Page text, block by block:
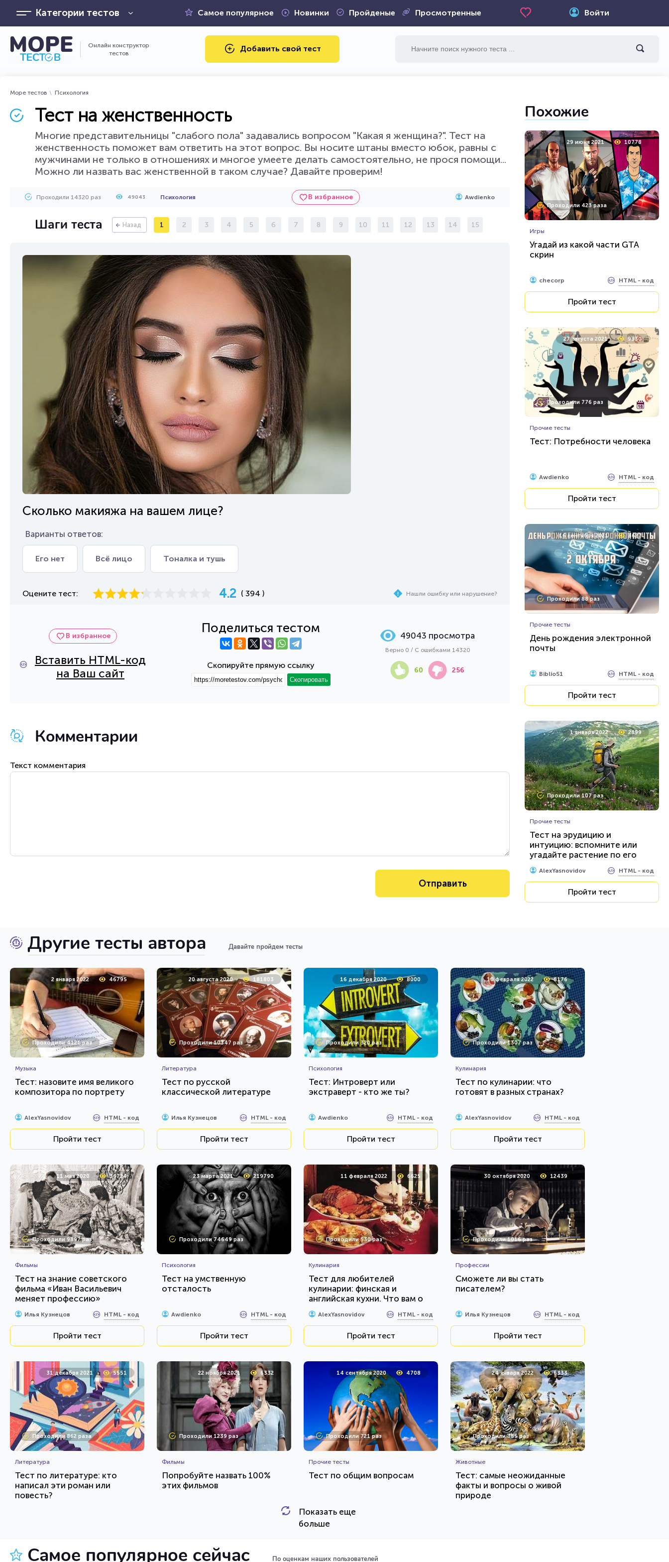
Категории тестов Самое популярное Новинки Пройденые Просмотренные Войти
Онлайн конструктор
тестов
Добавить свой тест
Море тестов Психология
Тест на женственность
Многие представительницы "слабого пола" задавались вопросом "Какая я женщина?". Тест на
женственность поможет вам ответить на этот вопрос. Вы носите штаны вместо юбок, равны с
мужчинами не только в отношениях и многое умеете делать самостоятельно, не прося помощи...
Можно ли назвать вас женственной в таком случае? Давайте проверим!
Проходили 14320 раз 49043 Психология В избранное Awdienko
Шаги теста Назад 1 2 3 4 5 6 7 8 9 10 11 12 13 14 15
Сколько макияжа на вашем лице?
Варианты ответов:
Его нет Всё лицо Тоналка и тушь
Оцените тест: 4.2 ( 394 ) Нашли ошибку или нарушение?
В избранное
Вставить HTML-код
на Ваш сайт
Поделиться тестом
Скопируйте прямую ссылку
Скопировать
49043 просмотра
Верно 0 / С ошибками 14320
60 256
Комментарии
Текст комментария
Похожие
29 июня 2021 10778
Проходили 423 раза
Игры
Угадай из какой части GTA
скрин
checorp HTML - код
Пройти тест
27 августа 2021 9330
Проходили 776 раз
Прочие тесты
Тест: Потребности человека
Awdienko HTML - код
Пройти тест
16 сентября 2021 3627
Проходили 88 раз
Прочие тесты
День рождения электронной
почты
Biblio51 HTML - код
Пройти тест
1 января 2022 2899
Проходили 107 раз
Прочие тесты
Тест на эрудицию и
интуицию: вспомните или
угадайте растение по его
латинскому названию
AlexYasnovidov HTML - код
Пройти тест
Другие тесты автора Давайте пройдем тесты
2 января 2022 46795
Проходили 4121 раз
Музыка
Тест: назовите имя великого
композитора по портрету
AlexYasnovidov HTML - код
Пройти тест
20 августа 2020 181803
Проходили 10347 раз
Литература
Тест по русской
классической литературе
Илья Кузнецов HTML - код
Пройти тест
16 декабря 2020 8000
Проходили 320 раз
Психология
Тест: Интроверт или
экстраверт - кто же ты?
Awdienko HTML - код
Пройти тест
10 февраля 2022 8176
Проходили 1307 раз
Кулинария
Тест по кулинарии: что
готовят в разных странах?
AlexYasnovidov HTML - код
Пройти тест
11 мая 2020 36724
Проходили 9897 раз
Фильмы
Тест на знание советского
фильма «Иван Васильевич
меняет профессию»
Илья Кузнецов HTML - код
Пройти тест
23 марта 2021 219790
Проходили 74649 раз
Психология
Тест на умственную
отсталость
Awdienko HTML - код
Пройти тест
11 февраля 2022 6625
Проходили 530 раз
Кулинария
Тест для любителей
кулинарии: финская и
английская кухни. Что вам о
них известно?
AlexYasnovidov HTML - код
Пройти тест
30 октября 2020 12439
Проходили 1016 раз
Профессии
Сможете ли вы стать
писателем?
Илья Кузнецов HTML - код
Пройти тест
31 декабря 2021 5551
Проходили 862 раза
Литература
Тест по литературе: кто
написал эти роман или
повесть?
22 ноября 2021 6332
Проходили 1239 раз
Фильмы
Попробуйте назвать 100%
этих фильмов
HTML - код
14 сентября 2020 4708
Проходили 721 раз
Прочие тесты
Тест по общим вопросам
Илья Кузнецов
24 января 2022 6333
Проходили 385 раз
Животные
Тест: самые неожиданные
факты и вопросы о живой
природе
Показать еще
больше
Самое популярное сейчас По оценкам наших пользователей